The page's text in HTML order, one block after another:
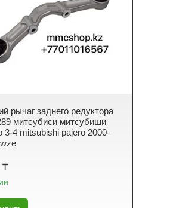
рычаг заднего редуктора
митсубиси митсубиши
3-4 mitsubishi pajero 2000-